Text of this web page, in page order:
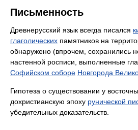
Письменность
Древнерусский язык всегда писался
глаголических памятников на
обнаружено (впрочем, сохранились
настенной росписи, выполненные
Софийском соборе Новгорода
Гипотеза о существовании у
дохристианскую эпоху рунической
убедительных доказательств.